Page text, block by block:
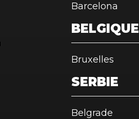
Barcelona
BELGIQUE
Bruxelles
SERBIE
Belgrade